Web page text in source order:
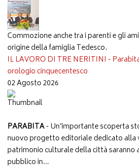
Commozione anche tra i parenti e gli
origine della famiglia Tedesco.
IL LAVORO DI TRE NERITINI -
orologio cinquecentesco
02 Agosto 2026
PARABITA- Un'importante scoperta
nuovo progetto editoriale dedicato alla
patrimonio culturale della città saranno
pubblico in...